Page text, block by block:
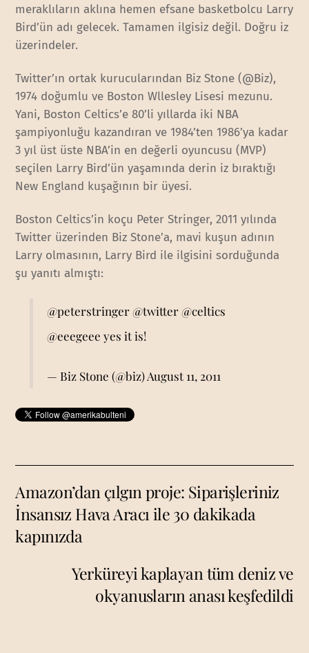
meraklıların aklına hemen efsane basketbolcu Larry
Bird’ün adı gelecek. Tamamen ilgisiz değil. Doğru iz
üzerindeler.
Twitter’ın ortak kurucularından Biz Stone (@Biz),
1974 doğumlu ve Boston Wllesley Lisesi mezunu.
Yani, Boston Celtics’e 80’li yıllarda iki NBA
şampiyonluğu kazandıran ve 1984’ten 1986’ya kadar
3 yıl üst üste NBA’in en değerli oyuncusu (MVP)
seçilen Larry Bird’ün yaşamında derin iz bıraktığı
New England kuşağının bir üyesi.
Boston Celtics’in koçu Peter Stringer, 2011 yılında
Twitter üzerinden Biz Stone’a, mavi kuşun adının
Larry olmasının, Larry Bird ile ilgisini sorduğunda
şu yanıtı almıştı:
@peterstringer@twitter@celtics
@eeegeee yes it is!
— Biz Stone (@biz)August 11, 2011
Amazon’dan çılgın proje: Siparişleriniz
İnsansız Hava Aracı ile 30 dakikada
kapınızda
Yerküreyi kaplayan tüm deniz ve
okyanusların anası keşfedildi